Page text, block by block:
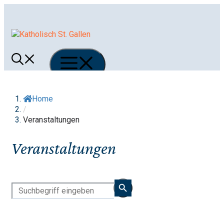
Inhalt
Menü
Home
/
Veranstaltungen
Veranstaltungen